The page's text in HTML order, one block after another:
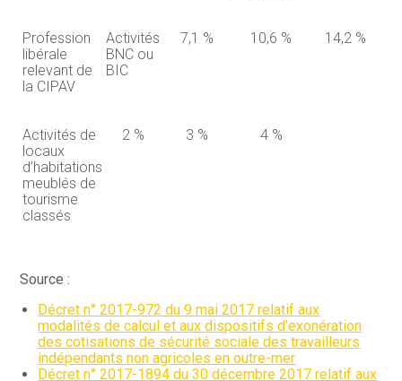
Profession
libérale
relevant de
la CIPAV
Activités
BNC ou
BIC
7,1 % 10,6 % 14,2 %
Activités de
locaux
d’habitations
meublés de
tourisme
classés
2 % 3 % 4 %
Source :
Décret n° 2017-972 du 9 mai 2017 relatif aux
modalités de calcul et aux dispositifs d’exonération
des cotisations de sécurité sociale des travailleurs
indépendants non agricoles en outre-mer
Décret n° 2017-1894 du 30 décembre 2017 relatif aux